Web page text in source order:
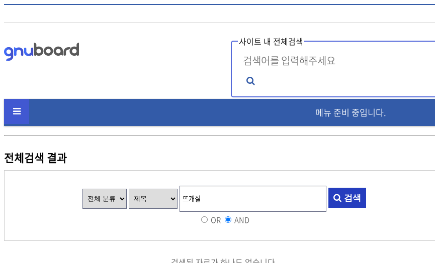
사이트 내 전체검색
tele@KOREATALK77
텔레@CASHFILTER365
메뉴 준비 중입니다.
전체검색 결과
검색
OR AND